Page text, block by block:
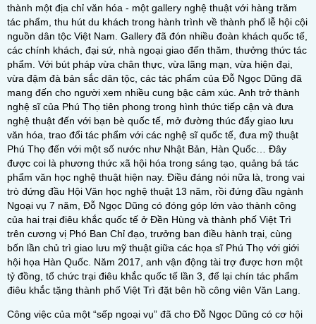
thành một địa chỉ văn hóa - một gallery nghệ thuật với hàng trăm
tác phẩm, thu hút du khách trong hành trình về thành phố lễ hội cội
nguồn dân tộc Việt Nam. Gallery đã đón nhiều đoàn khách quốc tế,
các chính khách, đại sứ, nhà ngoại giao đến thăm, thưởng thức tác
phẩm. Với bút pháp vừa chân thực, vừa lãng mạn, vừa hiện đại,
vừa đậm đà bản sắc dân tộc, các tác phẩm của Đỗ Ngọc Dũng đã
mang đến cho người xem nhiều cung bậc cảm xúc. Anh trở thành
nghệ sĩ của Phú Thọ tiên phong trong hình thức tiếp cận và đưa
nghệ thuật đến với bạn bè quốc tế, mở đường thúc đẩy giao lưu
văn hóa, trao đổi tác phẩm với các nghệ sĩ quốc tế, đưa mỹ thuật
Phú Thọ đến với một số nước như Nhật Bản, Hàn Quốc… Đây
được coi là phương thức xã hội hóa trong sáng tạo, quảng bá tác
phẩm văn học nghệ thuật hiện nay. Điều đáng nói nữa là, trong vai
trò đứng đầu Hội Văn học nghệ thuật 13 năm, rồi đứng đầu ngành
Ngoại vụ 7 năm, Đỗ Ngọc Dũng có đóng góp lớn vào thành công
của hai trại điêu khắc quốc tế ở Đền Hùng và thành phố Việt Trì
trên cương vị Phó Ban Chỉ đạo, trưởng ban điều hành trại, cùng
bốn lần chủ trì giao lưu mỹ thuật giữa các họa sĩ Phú Thọ với giới
hội họa Hàn Quốc. Năm 2017, anh vận động tài trợ được hơn một
tỷ đồng, tổ chức trại điêu khắc quốc tế lần 3, để lại chín tác phẩm
điêu khắc tặng thành phố Việt Trì đặt bên hồ công viên Văn Lang.
Công việc của một “sếp ngoại vụ” đã cho Đỗ Ngọc Dũng có cơ hội